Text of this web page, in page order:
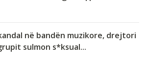
në bandën muzikore, drejtori
sulmon s*ksual...